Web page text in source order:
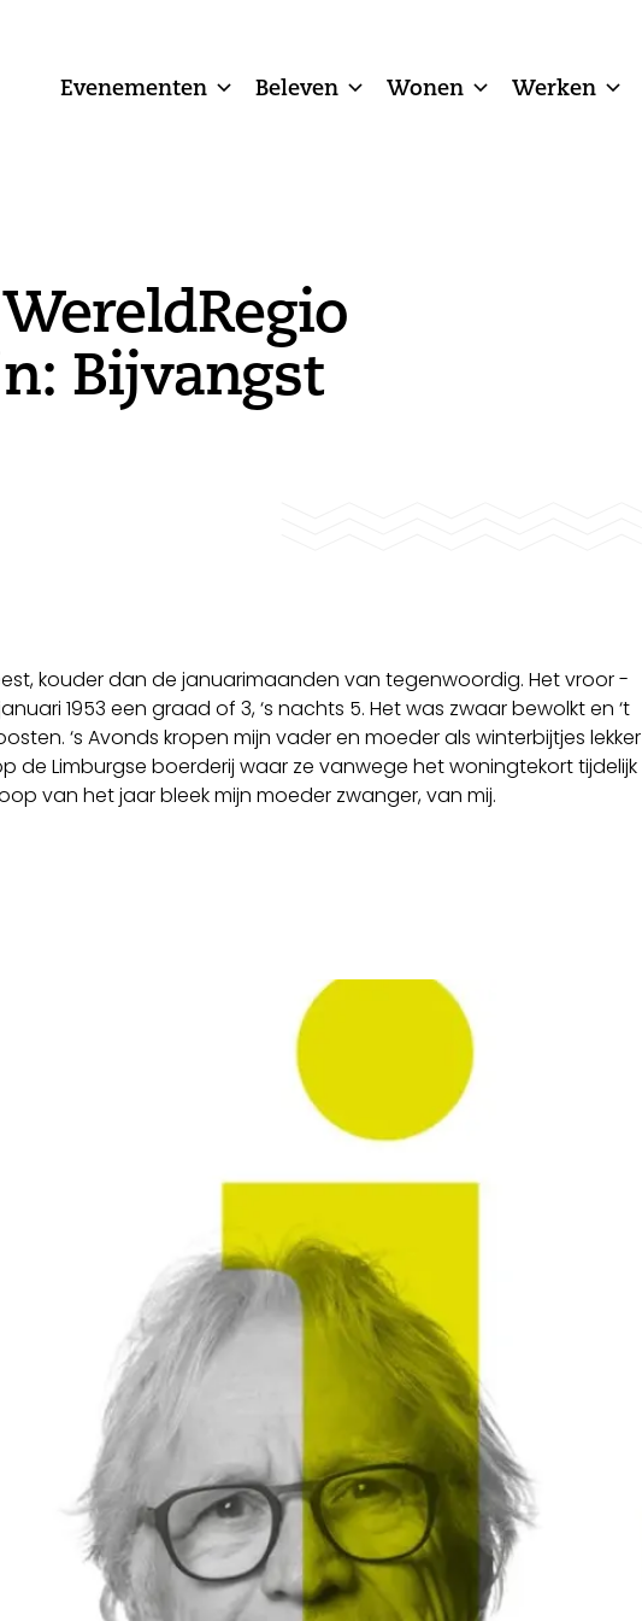
Evenementen Beleven Wonen Werken
Bijvangst
kouder dan de januarimaanden van tegenwoordig. Het vroor -
1953 een graad of 3, ‘s nachts 5. Het was zwaar bewolkt en ‘t
‘s Avonds kropen mijn vader en moeder als winterbijtjes lekker
de Limburgse boerderij waar ze vanwege het woningtekort tijdelijk
van het jaar bleek mijn moeder zwanger, van mij.